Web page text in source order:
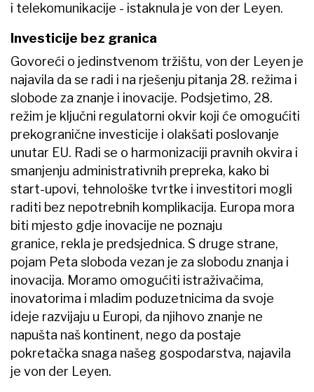
i telekomunikacije - istaknula je von der Leyen.
Investicije bez granica
Govoreći o jedinstvenom tržištu, von der Leyen je
najavila da se radi i na rješenju pitanja 28. režima i
slobode za znanje i inovacije. Podsjetimo, 28.
režim je ključni regulatorni okvir koji će omogućiti
prekogranične investicije i olakšati poslovanje
unutar EU. Radi se o harmonizaciji pravnih okvira i
smanjenju administrativnih prepreka, kako bi
start-upovi, tehnološke tvrtke i investitori mogli
raditi bez nepotrebnih komplikacija. Europa mora
biti mjesto gdje inovacije ne poznaju
granice, rekla je predsjednica. S druge strane,
pojam Peta sloboda vezan je za slobodu znanja i
inovacija. Moramo omogućiti istraživačima,
inovatorima i mladim poduzetnicima da svoje
ideje razvijaju u Europi, da njihovo znanje ne
napušta naš kontinent, nego da postaje
pokretačka snaga našeg gospodarstva, najavila
je von der Leyen.